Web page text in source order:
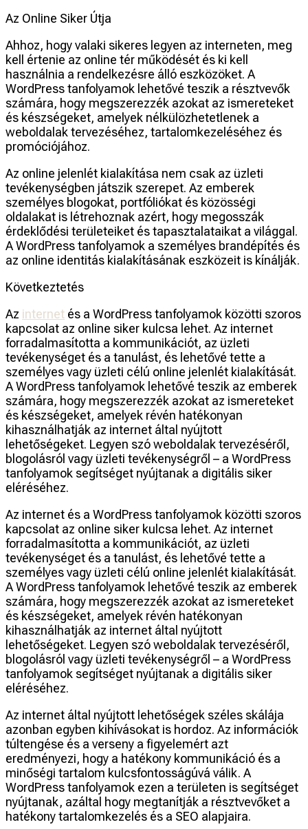
Az Online Siker Útja
Ahhoz, hogy valaki sikeres legyen az interneten, meg
kell értenie az online tér működését és ki kell
használnia a rendelkezésre álló eszközöket. A
WordPress tanfolyamok lehetővé teszik a résztvevők
számára, hogy megszerezzék azokat az ismereteket
és készségeket, amelyek nélkülözhetetlenek a
weboldalak tervezéséhez, tartalomkezeléséhez és
promóciójához.
Az online jelenlét kialakítása nem csak az üzleti
tevékenységben játszik szerepet. Az emberek
személyes blogokat, portfóliókat és közösségi
oldalakat is létrehoznak azért, hogy megosszák
érdeklődési területeiket és tapasztalataikat a világgal.
A WordPress tanfolyamok a személyes brandépítés és
az online identitás kialakításának eszközeit is kínálják.
Következtetés
Az internet és a WordPress tanfolyamok közötti szoros
kapcsolat az online siker kulcsa lehet. Az internet
forradalmasította a kommunikációt, az üzleti
tevékenységet és a tanulást, és lehetővé tette a
személyes vagy üzleti célú online jelenlét kialakítását.
A WordPress tanfolyamok lehetővé teszik az emberek
számára, hogy megszerezzék azokat az ismereteket
és készségeket, amelyek révén hatékonyan
kihasználhatják az internet által nyújtott
lehetőségeket. Legyen szó weboldalak tervezéséről,
blogolásról vagy üzleti tevékenységről – a WordPress
tanfolyamok segítséget nyújtanak a digitális siker
eléréséhez.
Az internet és a WordPress tanfolyamok közötti szoros
kapcsolat az online siker kulcsa lehet. Az internet
forradalmasította a kommunikációt, az üzleti
tevékenységet és a tanulást, és lehetővé tette a
személyes vagy üzleti célú online jelenlét kialakítását.
A WordPress tanfolyamok lehetővé teszik az emberek
számára, hogy megszerezzék azokat az ismereteket
és készségeket, amelyek révén hatékonyan
kihasználhatják az internet által nyújtott
lehetőségeket. Legyen szó weboldalak tervezéséről,
blogolásról vagy üzleti tevékenységről – a WordPress
tanfolyamok segítséget nyújtanak a digitális siker
eléréséhez.
Az internet által nyújtott lehetőségek széles skálája
azonban egyben kihívásokat is hordoz. Az információk
túltengése és a verseny a figyelemért azt
eredményezi, hogy a hatékony kommunikáció és a
minőségi tartalom kulcsfontosságúvá válik. A
WordPress tanfolyamok ezen a területen is segítséget
nyújtanak, azáltal hogy megtanítják a résztvevőket a
hatékony tartalomkezelés és a SEO alapjaira.